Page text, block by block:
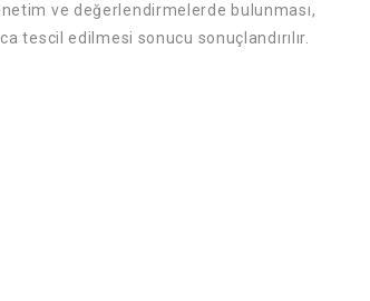
ve değerlendirmelerde bulunması,
tescil edilmesi sonucu sonuçlandırılır.